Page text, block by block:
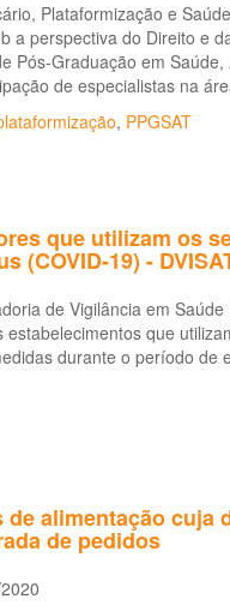
Plataformização e
perspectiva do Direito e
Graduação em
de especialistas na
, PPGSAT
que utilizam os
19) -
de Vigilância em
que
durante o período de
alimentação cuja
de pedidos